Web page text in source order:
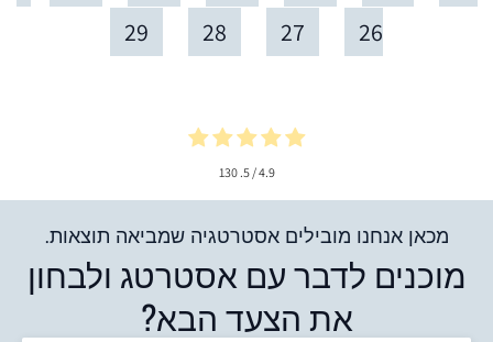
26
27
28
29
4.9
/ 5.
130
מכאן אנחנו מובילים אסטרטגיה שמביאה תוצאות.
מוכנים לדבר עם אסטרטג ולבחון
את הצעד הבא?